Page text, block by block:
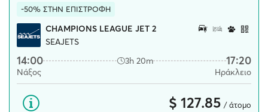
-50% ΣΤΗΝ ΕΠΙΣΤΡΟΦΗ
CHAMPIONS LEAGUE JET 2
SEAJETS
14:00 3h 20m 17:20
Νάξος Ηράκλειο
$ 127.85 / άτομο